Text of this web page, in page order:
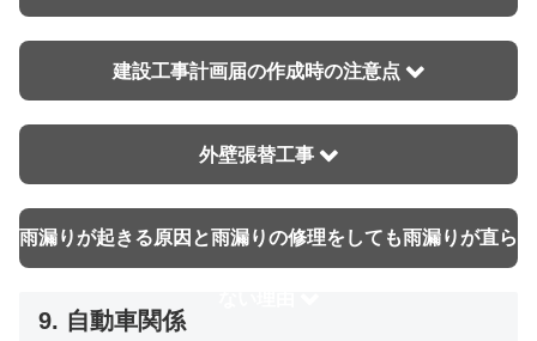
建設工事計画届の作成時の注意点
外壁張替工事
雨漏りが起きる原因と雨漏りの修理をしても雨漏りが直ら
9. 自動車関係